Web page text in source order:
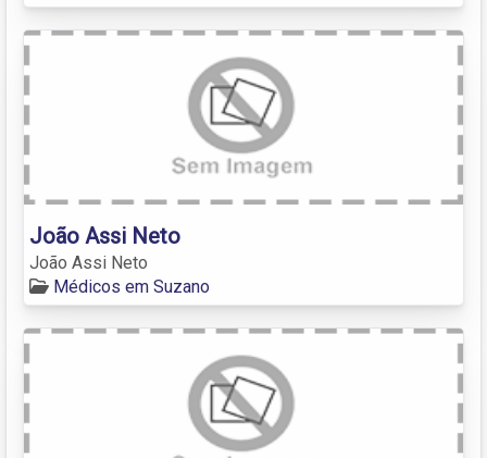
João Assi Neto
João Assi Neto
Médicos em Suzano